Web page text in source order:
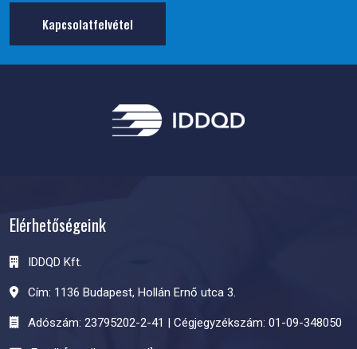
Kapcsolatfelvétel
Elérhetőségeink
IDDQD Kft.
Cím: 1136 Budapest, Hollán Ernő utca 3.
Adószám: 23795202-2-41 | Cégjegyzékszám: 01-09-348050